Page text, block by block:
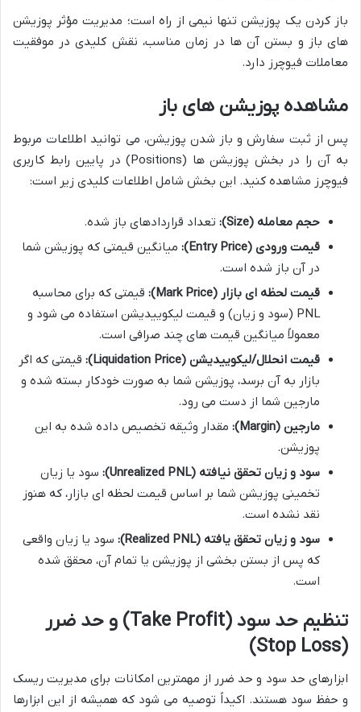
باز کردن یک پوزیشن تنها نیمی از راه است؛ مدیریت مؤثر پوزیشن
های باز و بستن آن ها در زمان مناسب، نقش کلیدی در موفقیت
معاملات فیوچرز دارد.
مشاهده پوزیشن های باز
پس از ثبت سفارش و باز شدن پوزیشن، می توانید اطلاعات مربوط
به آن را در بخش پوزیشن ها (Positions) در پایین رابط کاربری
فیوچرز مشاهده کنید. این بخش شامل اطلاعات کلیدی زیر است:
حجم معامله (Size):
تعداد قراردادهای باز شده.
قیمت ورودی (Entry Price):
میانگین قیمتی که پوزیشن شما
در آن باز شده است.
قیمت لحظه ای بازار (Mark Price):
قیمتی که برای محاسبه
PNL (سود و زیان) و قیمت لیکوییدیشن استفاده می شود و
معمولاً میانگین قیمت های چند صرافی است.
قیمت انحلال/لیکوییدیشن (Liquidation Price):
قیمتی که اگر
بازار به آن برسد، پوزیشن شما به صورت خودکار بسته شده و
مارجین شما از دست می رود.
مارجین (Margin):
مقدار وثیقه تخصیص داده شده به این
پوزیشن.
سود و زیان تحقق نیافته (Unrealized PNL):
سود یا زیان
تخمینی پوزیشن شما بر اساس قیمت لحظه ای بازار، که هنوز
نقد نشده است.
سود و زیان تحقق یافته (Realized PNL):
سود یا زیان واقعی
که پس از بستن بخشی از پوزیشن یا تمام آن، محقق شده
است.
تنظیم حد سود (Take Profit) و حد ضرر
(Stop Loss)
ابزارهای حد سود و حد ضرر از مهمترین امکانات برای مدیریت ریسک
و حفظ سود هستند. اکیداً توصیه می شود که همیشه از این ابزارها